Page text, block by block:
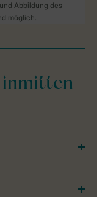
Abbildung des
möglich.
inmitten